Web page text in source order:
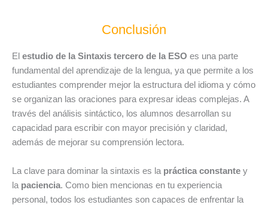
Conclusión
El estudio de la Sintaxis tercero de la ESO es una parte
fundamental del aprendizaje de la lengua, ya que permite a los
estudiantes comprender mejor la estructura del idioma y cómo
se organizan las oraciones para expresar ideas complejas. A
través del análisis sintáctico, los alumnos desarrollan su
capacidad para escribir con mayor precisión y claridad,
además de mejorar su comprensión lectora.
La clave para dominar la sintaxis es la práctica constante y
la paciencia. Como bien mencionas en tu experiencia
personal, todos los estudiantes son capaces de enfrentar la